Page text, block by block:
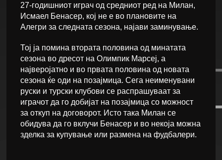
27-годишниот играч од средниот ред на Милан,
Исмаел Бенасер, кој не е во плановите на
Алегри за следната сезона, најави заминување.
Тој ја помина втората половина од минатата
сезона во дресот на Олимпик Марсеј, а
најверојатно и во првата половина од новата
сезона ќе оди на позајмица. Сега неименувани
руски и турски клубови се распрашуваат за
играчот да го добијат на позајмица со можност
за откуп на договорот. Исто така Милан се
обидува да го вклучи Бенасер и во некоја можна
зделка за купување или размена на фудбалери.